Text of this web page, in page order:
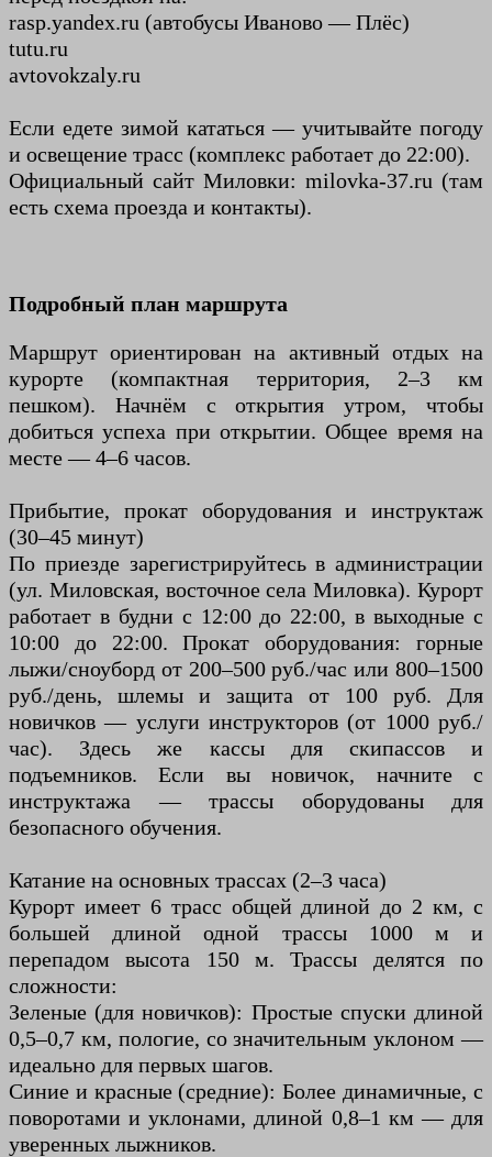
rasp.yandex.ru (автобусы Иваново — Плёс)
tutu.ru
avtovokzaly.ru
Если едете зимой кататься — учитывайте погоду
и освещение трасс (комплекс работает до 22:00).
Официальный сайт Миловки: milovka-37.ru (там
есть схема проезда и контакты).
Подробный план маршрута
Маршрут ориентирован на активный отдых на
курорте (компактная территория, 2–3 км
пешком). Начнём с открытия утром, чтобы
добиться успеха при открытии. Общее время на
месте — 4–6 часов.
Прибытие, прокат оборудования и инструктаж
(30–45 минут)
По приезде зарегистрируйтесь в администрации
(ул. Миловская, восточное села Миловка). Курорт
работает в будни с 12:00 до 22:00, в выходные с
10:00 до 22:00. Прокат оборудования: горные
лыжи/сноуборд от 200–500 руб./час или 800–1500
руб./день, шлемы и защита от 100 руб. Для
новичков — услуги инструкторов (от 1000 руб./
час). Здесь же кассы для скипассов и
подъемников. Если вы новичок, начните с
инструктажа — трассы оборудованы для
безопасного обучения.
Катание на основных трассах (2–3 часа)
Курорт имеет 6 трасс общей длиной до 2 км, с
большей длиной одной трассы 1000 м и
перепадом высота 150 м. Трассы делятся по
сложности:
Зеленые (для новичков): Простые спуски длиной
0,5–0,7 км, пологие, со значительным уклоном —
идеально для первых шагов.
Синие и красные (средние): Более динамичные, с
поворотами и уклонами, длиной 0,8–1 км — для
уверенных лыжников.